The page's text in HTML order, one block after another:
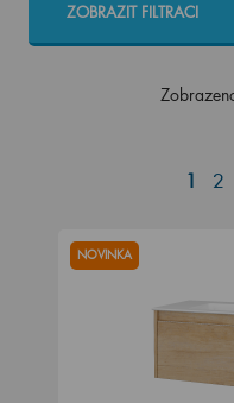
ZOBRAZIT FILTRACI
1 2
NOVINKA